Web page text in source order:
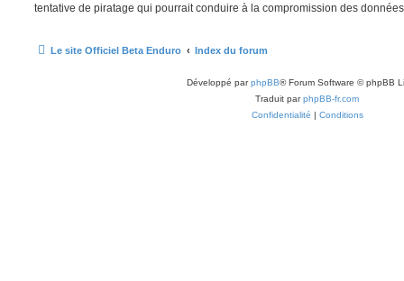
tentative de piratage qui pourrait conduire à la compromission des
Le site Officiel Beta Enduro Index du forum
Développé parphpBB® Forum Software © phpBB
Traduit parphpBB-fr.com
Confidentialité | Conditions